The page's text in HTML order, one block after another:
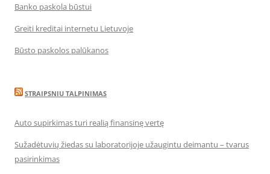
Banko paskola būstui
Greiti kreditai internetu Lietuvoje
Būsto paskolos palūkanos
STRAIPSNIU TALPINIMAS
Auto supirkimas turi realią finansinę vertę
Sužadėtuvių žiedas su laboratorijoje užaugintu deimantu – tvarus
pasirinkimas